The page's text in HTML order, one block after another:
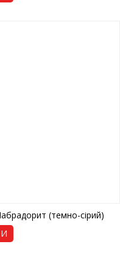
(темно-сірий)